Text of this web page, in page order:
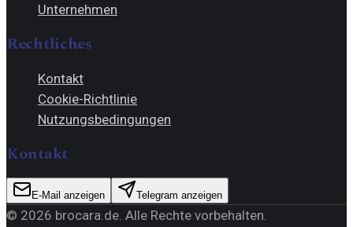
Unternehmen
Rechtliches
Kontakt
Cookie-Richtlinie
Nutzungsbedingungen
Kontakt
E-Mail anzeigen Telegram anzeigen
© 2026 brocara.de. Alle Rechte vorbehalten.